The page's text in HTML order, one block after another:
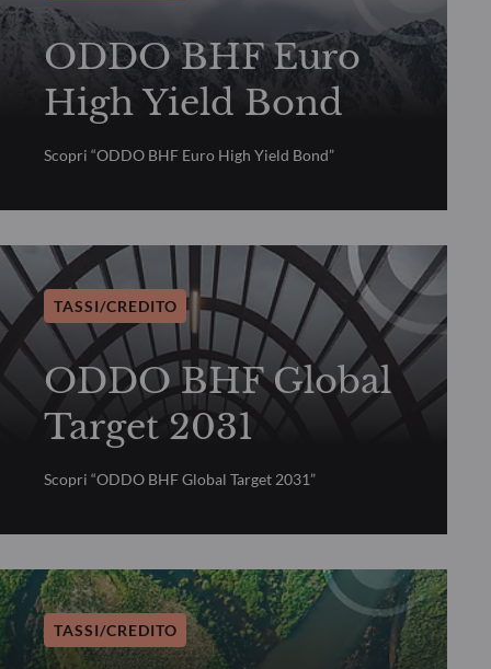
ODDO BHF Euro
High Yield Bond
Scopri “ODDO BHF Euro High Yield Bond”
TASSI/CREDITO
ODDO BHF Global
Target 2031
Scopri “ODDO BHF Global Target 2031”
TASSI/CREDITO